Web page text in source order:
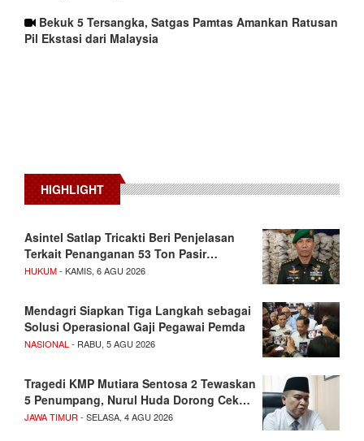
Bekuk 5 Tersangka, Satgas Pamtas Amankan Ratusan
Pil Ekstasi dari Malaysia
HIGHLIGHT
Asintel Satlap Tricakti Beri Penjelasan
Terkait Penanganan 53 Ton Pasir…
HUKUM- KAMIS, 6 AGU 2026
Mendagri Siapkan Tiga Langkah sebagai
Solusi Operasional Gaji Pegawai Pemda
NASIONAL - RABU, 5 AGU 2026
Tragedi KMP Mutiara Sentosa 2 Tewaskan
5 Penumpang, Nurul Huda Dorong Cek…
JAWA TIMUR - SELASA, 4 AGU 2026